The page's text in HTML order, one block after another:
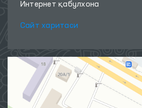
Интернет қабулхона
Сайт харитаси